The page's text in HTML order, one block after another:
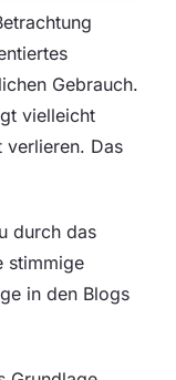
Gebrauch.
vielleicht
verlieren. Das
durch das
stimmige
in den Blogs